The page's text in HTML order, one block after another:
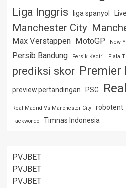
Liga Inggris liga spanyol
Manchester City
Max Verstappen MotoGP New
Persib Bandung Persik Kediri Piala
prediksi skor Premier
preview pertandingan PSG
Real Madrid Vs Manchester City robotent
Taekwondo Timnas Indonesia
PVJBET
PVJBET
PVJBET